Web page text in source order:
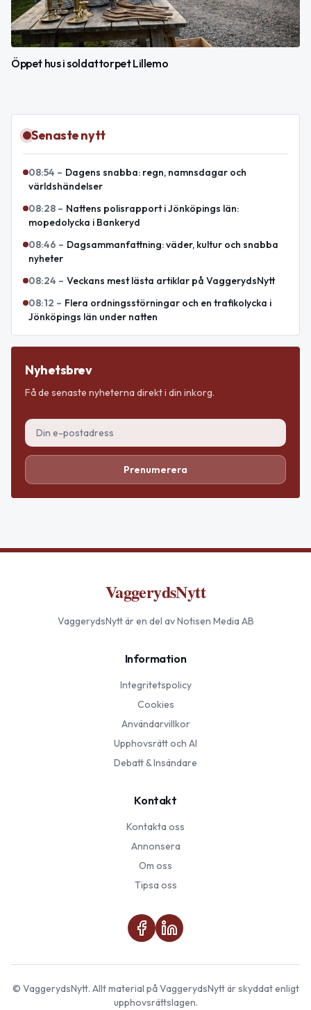
Öppet hus i soldattorpet Lillemo
Senaste nytt
08:54 – Dagens snabba: regn, namnsdagar och
världshändelser
08:28 – Nattens polisrapport i Jönköpings län:
mopedolycka i Bankeryd
08:46 – Dagsammanfattning: väder, kultur och snabba
nyheter
08:24 – Veckans mest lästa artiklar på VaggerydsNytt
08:12 – Flera ordningsstörningar och en trafikolycka i
Jönköpings län under natten
Nyhetsbrev
Få de senaste nyheterna direkt i din inkorg.
Prenumerera
VaggerydsNytt
VaggerydsNyttär en del av Notisen Media AB
Information
Integritetspolicy
Cookies
Användarvillkor
Upphovsrätt och AI
Debatt & Insändare
Kontakt
Kontakta oss
Annonsera
Om oss
Tipsa oss
© VaggerydsNytt. Allt material påVaggerydsNyttär skyddat enligt
upphovsrättslagen.